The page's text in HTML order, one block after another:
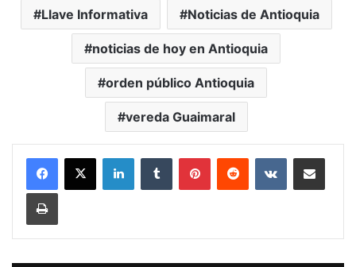
Llave Informativa Noticias de Antioquia
noticias de hoy en Antioquia
orden público Antioquia
vereda Guaimaral
LinkedInTumblr PinterestReddit VKontakteCompartir vía Mail
Print